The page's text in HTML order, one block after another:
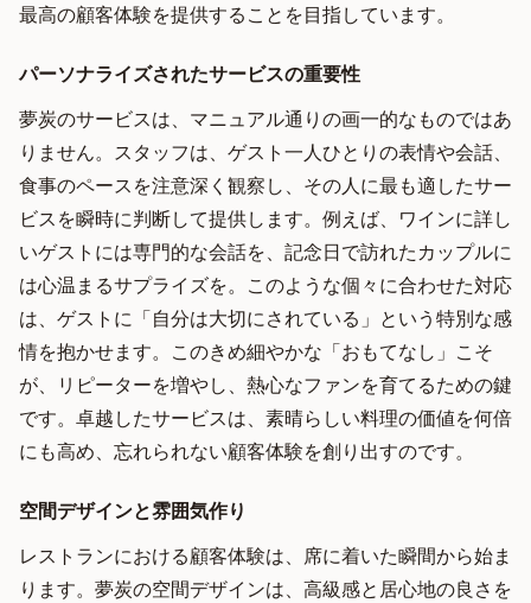
最高の顧客体験を提供することを目指しています。
パーソナライズされたサービスの重要性
夢炭のサービスは、マニュアル通りの画一的なものではあ
りません。スタッフは、ゲスト一人ひとりの表情や会話、
食事のペースを注意深く観察し、その人に最も適したサー
ビスを瞬時に判断して提供します。例えば、ワインに詳し
いゲストには専門的な会話を、記念日で訪れたカップルに
は心温まるサプライズを。このような個々に合わせた対応
は、ゲストに「自分は大切にされている」という特別な感
情を抱かせます。このきめ細やかな「おもてなし」こそ
が、リピーターを増やし、熱心なファンを育てるための鍵
です。卓越したサービスは、素晴らしい料理の価値を何倍
にも高め、忘れられない顧客体験を創り出すのです。
空間デザインと雰囲気作り
レストランにおける顧客体験は、席に着いた瞬間から始ま
ります。夢炭の空間デザインは、高級感と居心地の良さを